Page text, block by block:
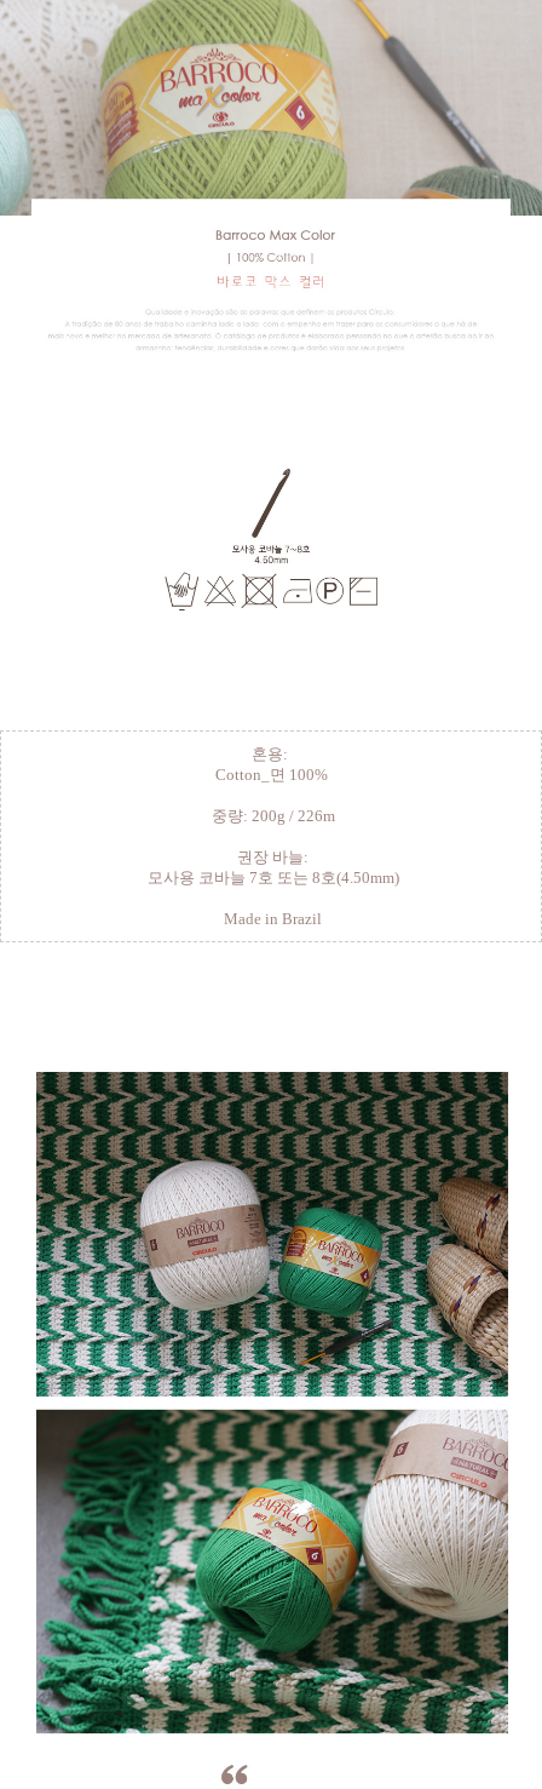
혼용:
Cotton_면 100%
중량: 200g / 226m
권장 바늘:
모사용 코바늘 7호 또는 8호(4.50mm)
Made in Brazil